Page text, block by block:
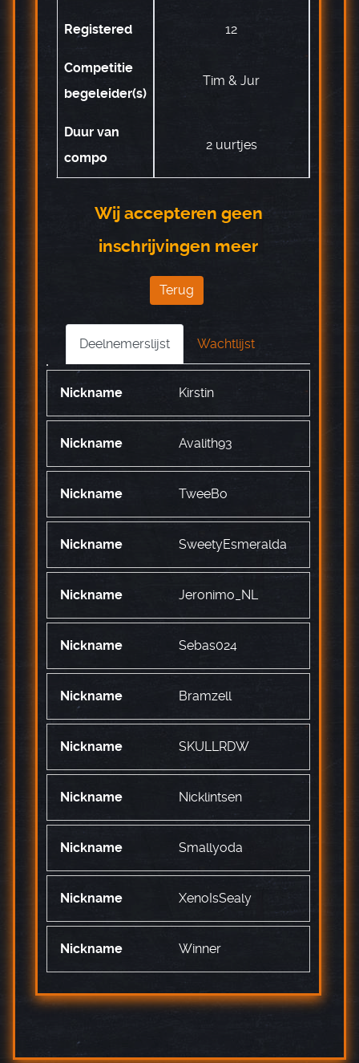
Registered 12
Competitie
begeleider(s)
Tim & Jur
Duur van
compo
2 uurtjes
Wij accepteren geen
inschrijvingen meer
Terug
Deelnemerslijst Wachtlijst
Kirstin
Avalith93
TweeBo
SweetyEsmeralda
Jeronimo_NL
Sebas024
Bramzell
SKULLRDW
Nicklintsen
Smallyoda
XenoIsSealy
Winner